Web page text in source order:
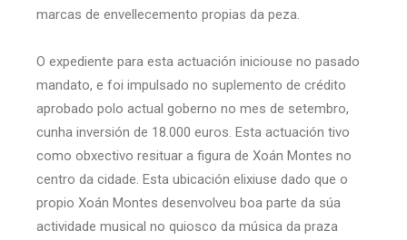
marcas de envellecemento propias da peza.
O expediente para esta actuación iniciouse no pasado
mandato, e foi impulsado no suplemento de crédito
aprobado polo actual goberno no mes de setembro,
cunha inversión de 18.000 euros. Esta actuación tivo
como obxectivo resituar a figura de Xoán Montes no
centro da cidade. Esta ubicación elixiuse dado que o
propio Xoán Montes desenvolveu boa parte da súa
actividade musical no quiosco da música da praza